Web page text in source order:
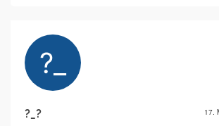
?_? 17.